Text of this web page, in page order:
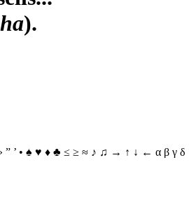
).
” ’ • ♠ ♥ ♦ ♣ ≤ ≥ ≈ ♪ ♫ → ↑ ↓ ← α β γ